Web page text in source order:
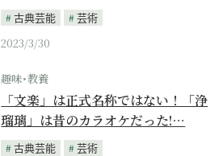
古典芸能
芸術
2023/3/30
趣味･教養
「文楽」は正式名称ではない！「浄
瑠璃」は昔のカラオケだった!…
古典芸能
芸術